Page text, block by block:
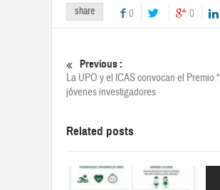
share 0 0
Previous :
La UPO y el ICAS convocan el Premio
jóvenes investigadores
Related posts